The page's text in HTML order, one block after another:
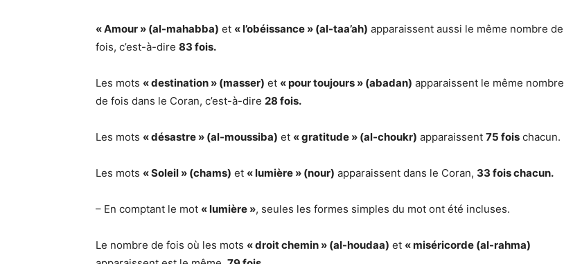
« Amour » (al-mahabba) et « l’obéissance » (al-taa’ah) apparaissent aussi le même nombre de
fois, c’est-à-dire 83 fois.
Les mots « destination » (masser) et « pour toujours » (abadan) apparaissent le même nombre
de fois dans le Coran, c’est-à-dire 28 fois.
Les mots « désastre » (al-moussiba) et « gratitude » (al-choukr) apparaissent 75 fois chacun.
Les mots « Soleil » (chams) et « lumière » (nour) apparaissent dans le Coran, 33 fois chacun.
– En comptant le mot « lumière », seules les formes simples du mot ont été incluses.
Le nombre de fois où les mots « droit chemin » (al-houdaa) et « miséricorde (al-rahma)